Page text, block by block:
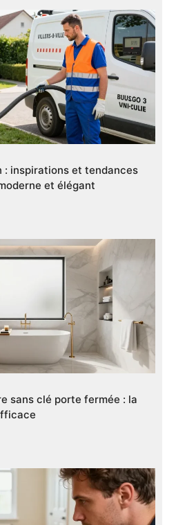
: inspirations et tendances
et élégant
sans clé porte fermée : la